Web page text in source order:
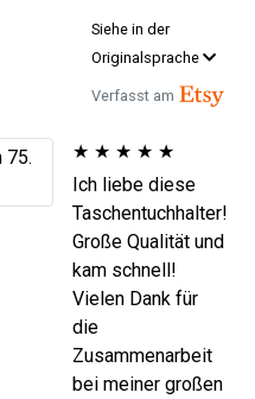
Siehe in der
Originalsprache
Verfasst am
★ ★ ★ ★ ★
Ich liebe diese
Taschentuchhalter!
Große Qualität und
kam schnell!
Vielen Dank für
die
Zusammenarbeit
bei meiner großen